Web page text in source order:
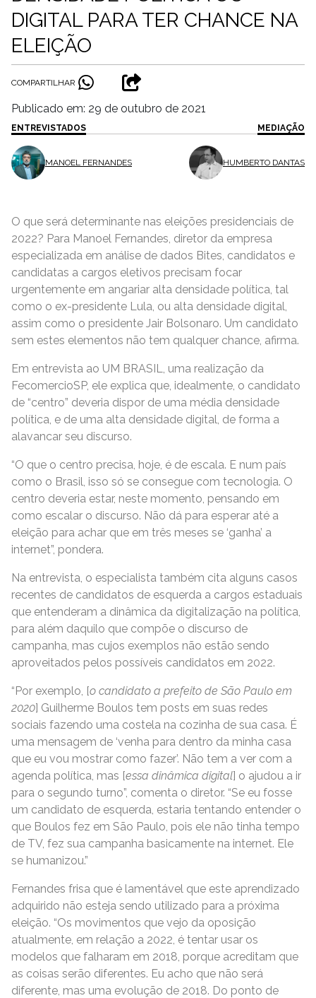
DIGITAL PARA TER CHANCE NA
ELEIÇÃO
COMPARTILHAR
Publicado em: 29 de outubro de 2021
ENTREVISTADOS
MANOEL FERNANDES
MEDIAÇÃO
HUMBERTO DANTAS
O que será determinante nas eleições presidenciais de
2022? Para Manoel Fernandes, diretor da empresa
especializada em análise de dados Bites, candidatos e
candidatas a cargos eletivos precisam focar
urgentemente em angariar alta densidade política, tal
como o ex-presidente Lula, ou alta densidade digital,
assim como o presidente Jair Bolsonaro. Um candidato
sem estes elementos não tem qualquer chance, afirma.
Em entrevista ao UM BRASIL, uma realização da
FecomercioSP, ele explica que, idealmente, o candidato
de “centro” deveria dispor de uma média densidade
política, e de uma alta densidade digital, de forma a
alavancar seu discurso.
“O que o centro precisa, hoje, é de escala. E num país
como o Brasil, isso só se consegue com tecnologia. O
centro deveria estar, neste momento, pensando em
como escalar o discurso. Não dá para esperar até a
eleição para achar que em três meses se ‘ganha’ a
internet”, pondera.
Na entrevista, o especialista também cita alguns casos
recentes de candidatos de esquerda a cargos estaduais
que entenderam a dinâmica da digitalização na política,
para além daquilo que compõe o discurso de
campanha, mas cujos exemplos não estão sendo
aproveitados pelos possíveis candidatos em 2022.
“Por exemplo, [o candidato a prefeito de São Paulo em
2020] Guilherme Boulos tem posts em suas redes
sociais fazendo uma costela na cozinha de sua casa. É
uma mensagem de ‘venha para dentro da minha casa
que eu vou mostrar como fazer’. Não tem a ver com a
agenda política, mas [essa dinâmica digital] o ajudou a ir
para o segundo turno”, comenta o diretor. “Se eu fosse
um candidato de esquerda, estaria tentando entender o
que Boulos fez em São Paulo, pois ele não tinha tempo
de TV, fez sua campanha basicamente na internet. Ele
se humanizou.”
Fernandes frisa que é lamentável que este aprendizado
adquirido não esteja sendo utilizado para a próxima
eleição. “Os movimentos que vejo da oposição
atualmente, em relação a 2022, é tentar usar os
modelos que falharam em 2018, porque acreditam que
as coisas serão diferentes. Eu acho que não será
diferente, mas uma evolução de 2018. Do ponto de